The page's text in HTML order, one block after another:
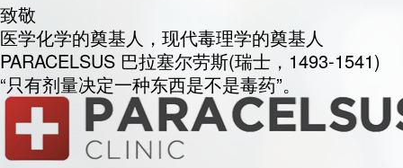
致敬
医学化学的奠基人，现代毒理学的奠基人
PARACELSUS 巴拉塞尔劳斯(瑞士，1493-1541)
“只有剂量决定一种东西是不是毒药”。